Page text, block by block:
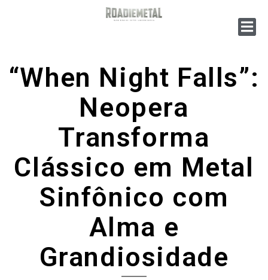
“When Night Falls”:
Neopera
Transforma
Clássico em Metal
Sinfônico com
Alma e
Grandiosidade